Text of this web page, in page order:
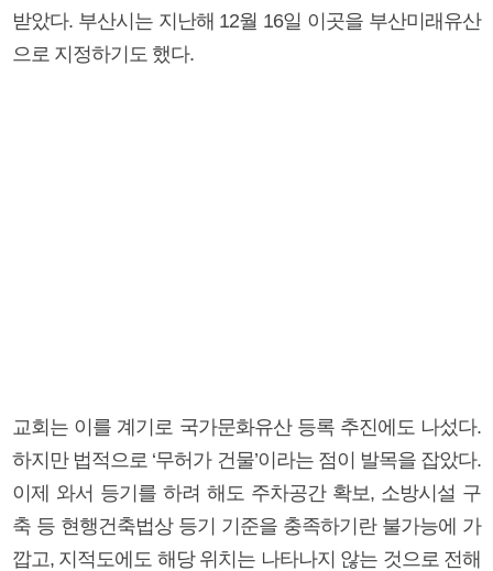
받았다. 부산시는 지난해 12월 16일 이곳을 부산미래유산
으로 지정하기도 했다.
교회는 이를 계기로 국가문화유산 등록 추진에도 나섰다.
하지만 법적으로 ‘무허가 건물’이라는 점이 발목을 잡았다.
이제 와서 등기를 하려 해도 주차공간 확보, 소방시설 구
축 등 현행건축법상 등기 기준을 충족하기란 불가능에 가
깝고, 지적도에도 해당 위치는 나타나지 않는 것으로 전해